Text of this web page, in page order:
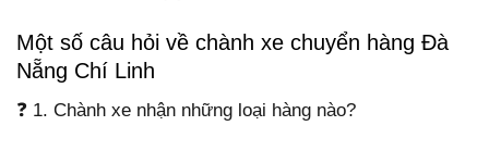
Một số câu hỏi về chành xe chuyển hàng Đà
Nẵng Chí Linh
❓ 1. Chành xe nhận những loại hàng nào?